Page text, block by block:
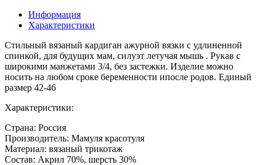
Информация
Характеристики
Стильный вязаный кардиган ажурной вязки с удлиненной
спинкой, для будущих мам, силуэт летучая мышь . Рукав с
широкими манжетами 3/4, без застежки. Изделие можно
носить на любом сроке беременности ипосле родов. Единый
размер 42-46
Характеристики:
Страна: Россия
Производитель: Мамуля красотуля
Материал: вязаный трикотаж
Состав: Акрил 70%, шерсть 30%